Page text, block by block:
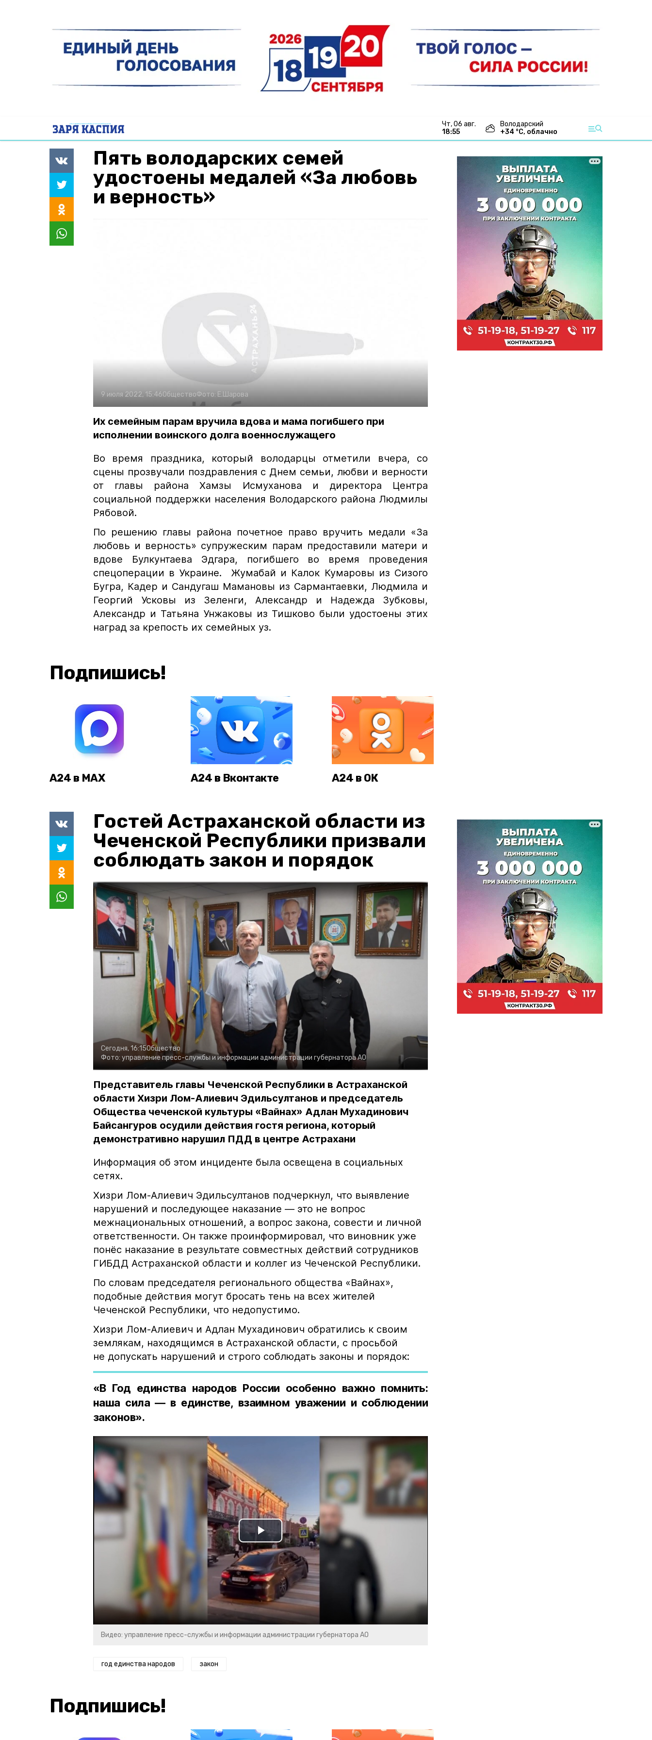
чт, 06 авг.
18:55
Володарский
+34 °С, облачно
Пять володарских семей
удостоены медалей «За любовь
и верность»
9 июля 2022, 15:46ОбществоФото: Е.Шарова
Их семейным парам вручила вдова и мама погибшего при
исполнении воинского долга военнослужащего
Во время праздника, который володарцы отметили вчера, со
сцены прозвучали поздравления с Днем семьи, любви и верности
от главы района Хамзы Исмуханова и директора Центра
социальной поддержки населения Володарского района Людмилы
Рябовой.
По решению главы района почетное право вручить медали «За
любовь и верность» супружеским парам предоставили матери и
вдове Булкунтаева Эдгара, погибшего во время проведения
спецоперации в Украине. Жумабай и Калок Кумаровы из Сизого
Бугра, Кадер и Сандугаш Мамановы из Сармантаевки, Людмила и
Георгий Усковы из Зеленги, Александр и Надежда Зубковы,
Александр и Татьяна Унжаковы из Тишково были удостоены этих
наград за крепость их семейных уз.
Подпишись!
А24 в MAX А24 в Вконтакте А24 в ОК
Гостей Астраханской области из
Чеченской Республики призвали
соблюдать закон и порядок
Сегодня, 16:15Общество
Фото: управление пресс-службы и информации администрации губернатора АО
Представитель главы Чеченской Республики в Астраханской
области Хизри Лом-Алиевич Эдильсултанов и председатель
Общества чеченской культуры «Вайнах» Адлан Мухадинович
Байсангуров осудили действия гостя региона, который
демонстративно нарушил ПДД в центре Астрахани
Информация об этом инциденте была освещена в социальных
сетях.
Хизри Лом-Алиевич Эдильсултанов подчеркнул, что выявление
нарушений и последующее наказание — это не вопрос
межнациональных отношений, а вопрос закона, совести и личной
ответственности. Он также проинформировал, что виновник уже
понёс наказание в результате совместных действий сотрудников
ГИБДД Астраханской области и коллег из Чеченской Республики.
По словам председателя регионального общества «Вайнах»,
подобные действия могут бросать тень на всех жителей
Чеченской Республики, что недопустимо.
Хизри Лом-Алиевич и Адлан Мухадинович обратились к своим
землякам, находящимся в Астраханской области, с просьбой
не допускать нарушений и строго соблюдать законы и порядок:
«В Год единства народов России особенно важно помнить:
наша сила — в единстве, взаимном уважении и соблюдении
законов».
Play
Video
Видео: управление пресс-службы и информации администрации губернатора АО
год единства народов закон
Подпишись!